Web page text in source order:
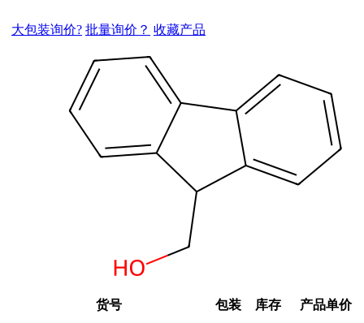
大包装询价? 批量询价？ 收藏产品
货号 包装 库存 产品单价